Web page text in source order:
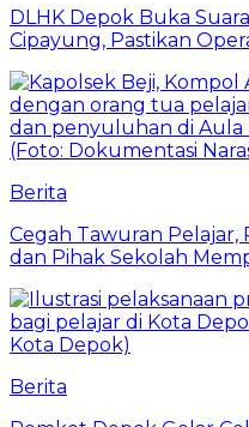
DLHK Depok Buka
Cipayung, Pastikan
Berita
Cegah Tawuran Pelajar,
dan Pihak Sekolah
Berita